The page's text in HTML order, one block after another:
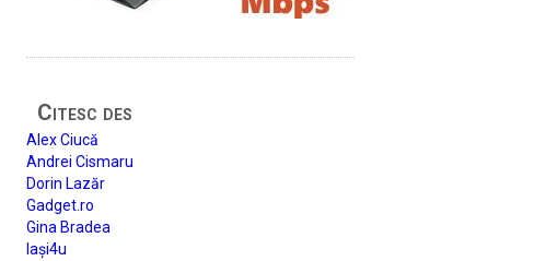
Citesc des
Alex Ciucă
Andrei Cismaru
Dorin Lazăr
Gadget.ro
Gina Bradea
Iași4u